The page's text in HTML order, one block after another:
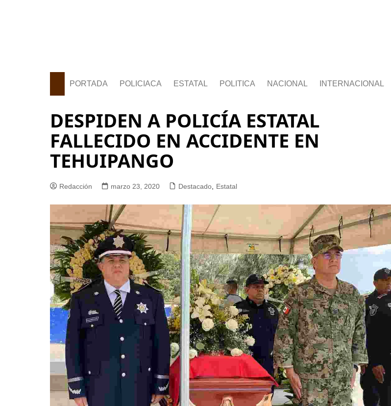
PORTADA POLICIACA ESTATAL POLITICA NACIONAL INTERNACIONAL
DESPIDEN A POLICÍA ESTATAL
FALLECIDO EN ACCIDENTE EN
TEHUIPANGO
Redacción marzo 23, 2020 Destacado Estatal